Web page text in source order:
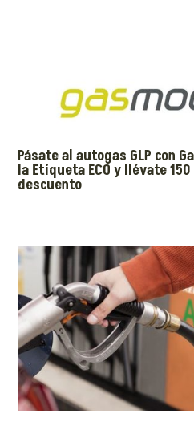
Pásate al autogas GLP con
la Etiqueta ECO y llévate
descuento